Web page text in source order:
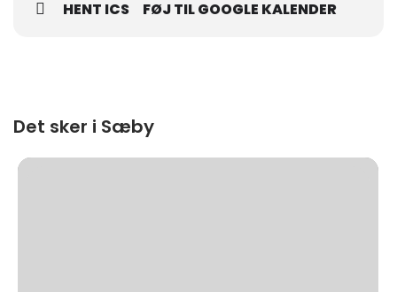
HENT ICS FØJ TIL GOOGLE KALENDER
Det sker i Sæby